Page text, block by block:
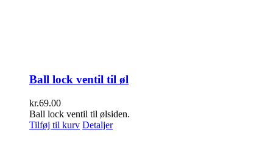
Ball lock ventil til øl
kr.69.00
Ball lock ventil til ølsiden.
Tilføj til kurv Detaljer